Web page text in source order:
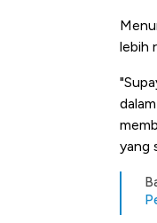
lebih
yang